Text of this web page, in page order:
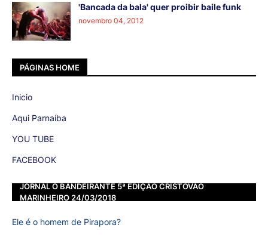
'Bancada da bala' quer proibir baile funk
novembro 04, 2012
PÁGINAS HOME
Inicio
Aqui Parnaíba
YOU TUBE
FACEBOOK
JORNAL O BANDEIRANTE 5ª EDIÇÃO CRISTOVÃO
MARINHEIRO 24/03/2018
Ele é o homem de Pirapora?